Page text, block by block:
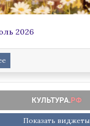
2026
Показать виджеты